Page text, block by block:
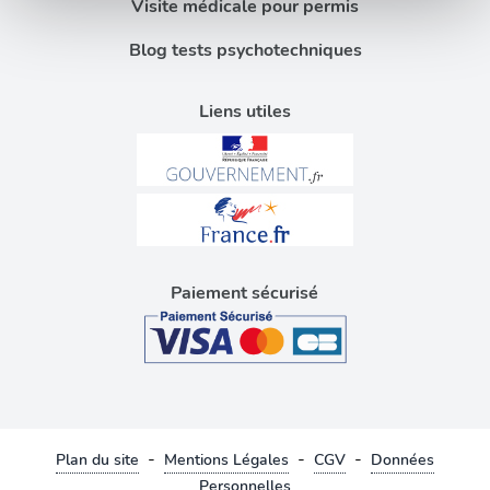
partageons également des informations sur l'utilisation de
publicité et d'analyse, qui peuvent combiner celles-ci
ou qu'ils ont collectées lors de votre utilisation de leurs
Liens utiles
Visite médicale pour permis
Blog tests psychotechniques
Paiement sécurisé
Plan du site - Mentions Légales - CGV - Données